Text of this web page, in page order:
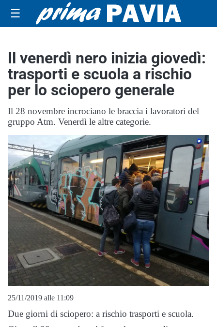
☰
Il venerdì nero inizia giovedì:
trasporti e scuola a rischio
per lo sciopero generale
Il 28 novembre incrociano le braccia i lavoratori del
gruppo Atm. Venerdì le altre categorie.
25/11/2019 alle 11:09
Due giorni di sciopero: a rischio trasporti e scuola.